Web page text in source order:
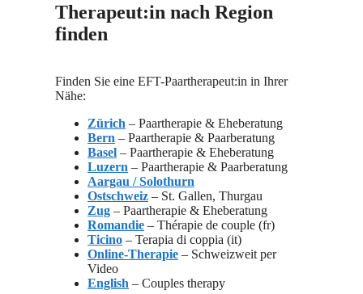
Therapeut:in nach Region
finden
Finden Sie eine EFT-Paartherapeut:in in Ihrer
Nähe:
Zürich – Paartherapie & Eheberatung
Bern – Paartherapie & Paarberatung
Basel – Paartherapie & Eheberatung
Luzern – Paartherapie & Paarberatung
Aargau / Solothurn
Ostschweiz – St. Gallen, Thurgau
Zug – Paartherapie & Eheberatung
Romandie – Thérapie de couple (fr)
Ticino – Terapia di coppia (it)
Online-Therapie – Schweizweit per
Video
English – Couples therapy